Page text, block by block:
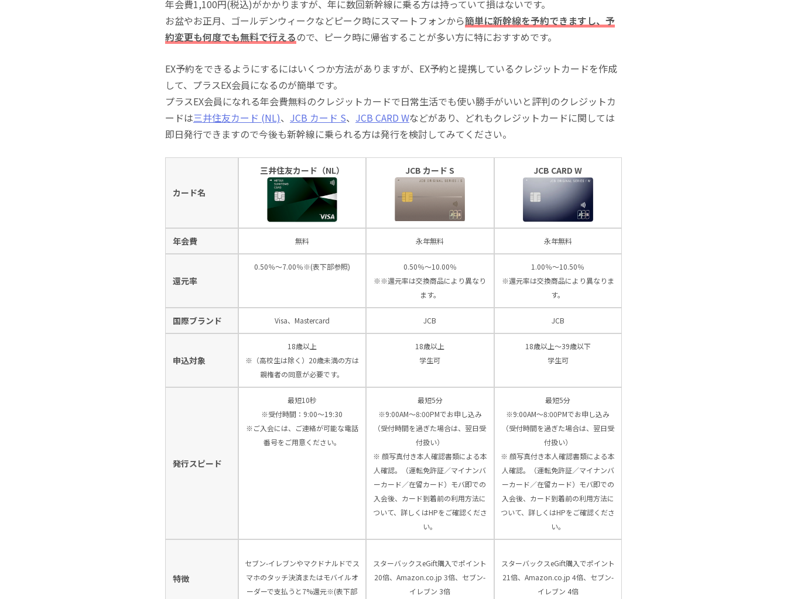
年会費1,100円(税込)がかかりますが、年に数回新幹線に乗る方は持っていて損はないです。
お盆やお正月、ゴールデンウィークなどピーク時にスマートフォンから簡単に新幹線を予約できますし、予
約変更も何度でも無料で行えるので、ピーク時に帰省することが多い方に特におすすめです。
EX予約をできるようにするにはいくつか方法がありますが、EX予約と提携しているクレジットカードを作成
して、プラスEX会員になるのが簡単です。
プラスEX会員になれる年会費無料のクレジットカードで日常生活でも使い勝手がいいと評判のクレジットカ
ードは三井住友カード (NL)、 JCB カード S、 JCB CARD Wなどがあり、どれもクレジットカードに関しては
即日発行できますので今後も新幹線に乗られる方は発行を検討してみてください。
カード名
三井住友カード（NL） JCB カード S JCB CARD W
年会費 無料 永年無料 永年無料
還元率
0.50％～7.00％※(表下部参照)
0.50％～10.00％
※※還元率は交換商品により異なり
ます。
1.00％～10.50％
※還元率は交換商品により異なりま
す。
国際ブランド Visa、Mastercard JCB JCB
申込対象
18歳以上
※（高校生は除く）20歳未満の方は
親権者の同意が必要です。
18歳以上
学生可
18歳以上～39歳以下
学生可
発行スピード
最短10秒
※受付時間：9:00〜19:30
※ご入会には、ご連絡が可能な電話
番号をご用意ください。
最短5分
※9:00AM～8:00PMでお申し込み
（受付時間を過ぎた場合は、翌日受
付扱い）
※ 顔写真付き本人確認書類による本
人確認。（運転免許証／マイナンバ
ーカード／在留カード）モバ即での
入会後、カード到着前の利用方法に
ついて、詳しくはHPをご確認くださ
い。
最短5分
※9:00AM～8:00PMでお申し込み
（受付時間を過ぎた場合は、翌日受
付扱い）
※ 顔写真付き本人確認書類による本
人確認。（運転免許証／マイナンバ
ーカード／在留カード）モバ即での
入会後、カード到着前の利用方法に
ついて、詳しくはHPをご確認くださ
い。
特徴
セブン-イレブンやマクドナルドでス
マホのタッチ決済またはモバイルオ
ーダーで支払うと7%還元※(表下部
スターバックスeGift購入でポイント
20倍、Amazon.co.jp 3倍、セブン-
イレブン 3倍
スターバックスeGift購入でポイント
21倍、Amazon.co.jp 4倍、セブン-
イレブン 4倍